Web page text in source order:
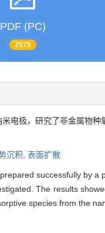
PDF (PC)
2575
电极，研究了非金属物
沉积, 表面扩散
successfully by
The results
species from the